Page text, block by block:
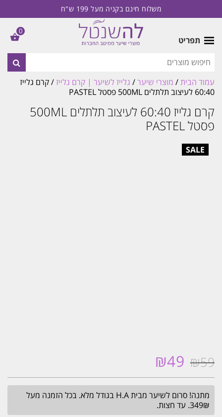
משלוח חינם בקניה מעל 199 ש"ח
תפריט
עמוד הבית/ מוצרי שיער/ גלייז לשיער | קרם גלייז / קרם גלייז
60:40 לעיצוב תלתלים 500ML פסטל PASTEL
קרם גלייז 60:40 לעיצוב תלתלים 500ML
פסטל PASTEL
₪59
המחיר
היה:
₪59.
₪49
הוא:
₪49.
מתנה! סרום לשיער מבית H.A בגודל מלא. בכל הזמנה מעל
349₪. עד חצות.
0